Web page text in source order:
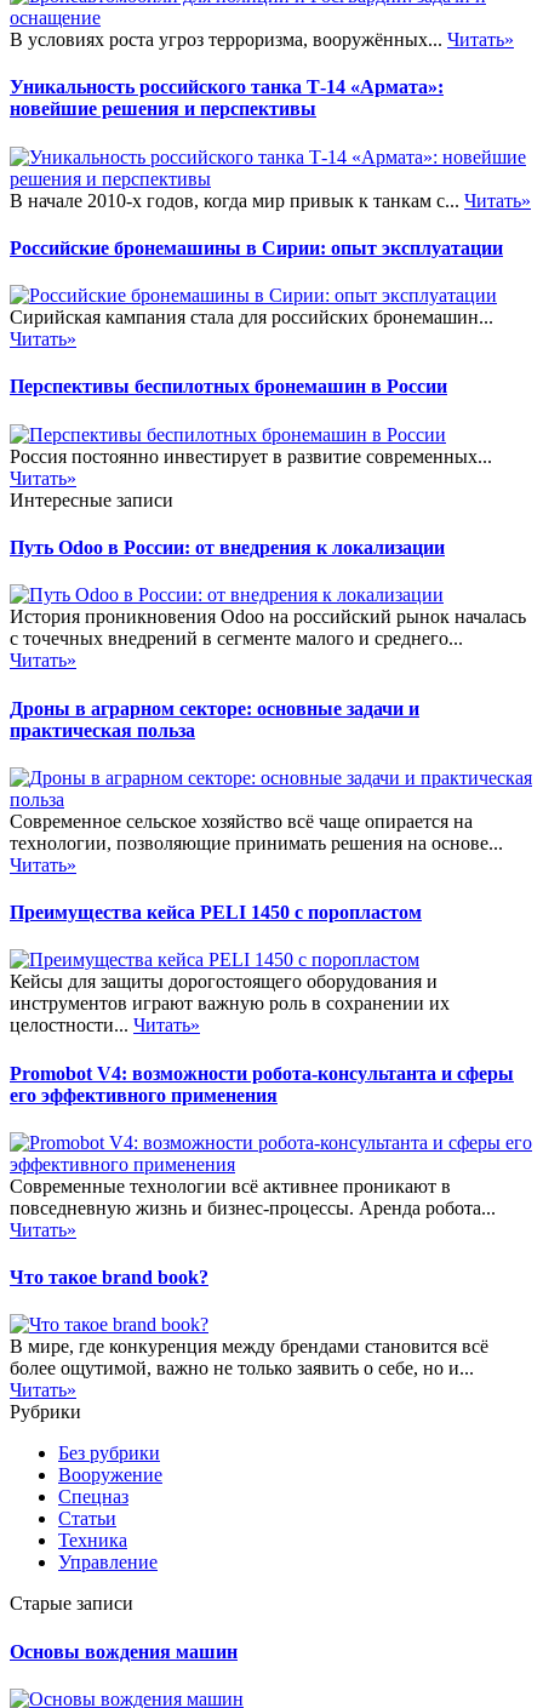
В условиях роста угроз терроризма, вооружённых... Читать»
Уникальность российского танка Т-14 «Армата»:
новейшие решения и перспективы
В начале 2010-х годов, когда мир привык к танкам с... Читать»
Российские бронемашины в Сирии: опыт эксплуатации
Сирийская кампания стала для российских бронемашин...
Читать»
Перспективы беспилотных бронемашин в России
Россия постоянно инвестирует в развитие современных...
Читать»
Интересные записи
Путь Odoo в России: от внедрения к локализации
История проникновения Odoo на российский рынок началась
с точечных внедрений в сегменте малого и среднего...
Читать»
Дроны в аграрном секторе: основные задачи и
практическая польза
Современное сельское хозяйство всё чаще опирается на
технологии, позволяющие принимать решения на основе...
Читать»
Преимущества кейса PELI 1450 с поропластом
Кейсы для защиты дорогостоящего оборудования и
инструментов играют важную роль в сохранении их
целостности... Читать»
Promobot V4: возможности робота-консультанта и сферы
его эффективного применения
Современные технологии всё активнее проникают в
повседневную жизнь и бизнес-процессы. Аренда робота...
Читать»
Что такое brand book?
В мире, где конкуренция между брендами становится всё
более ощутимой, важно не только заявить о себе, но и...
Читать»
Рубрики
Без рубрики
Вооружение
Спецназ
Статьи
Техника
Управление
Старые записи
Основы вождения машин